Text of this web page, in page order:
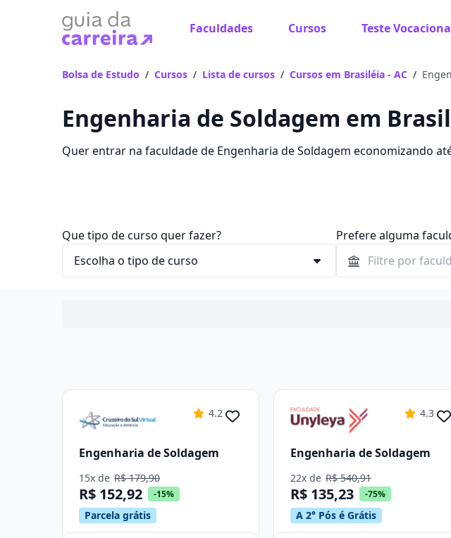
Faculdades Cursos Teste
Bolsa de Estudo / Cursos / Lista de cursos / Cursos em Brasiléia - AC /
Engenharia de Soldagem em
Quer entrar na faculdade de Engenharia de Soldagem economizando
Que tipo de curso quer fazer? Prefere alguma
4.2
Engenharia de Soldagem
15x de R$ 179,90
R$ 152,92 -15%
Parcela grátis
4.3
Engenharia de Soldagem
22x de R$ 540,91
R$ 135,23 -75%
A 2° Pós é Grátis